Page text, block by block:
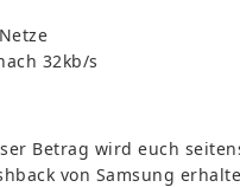
32kb/s
Betrag wird euch
von Samsung